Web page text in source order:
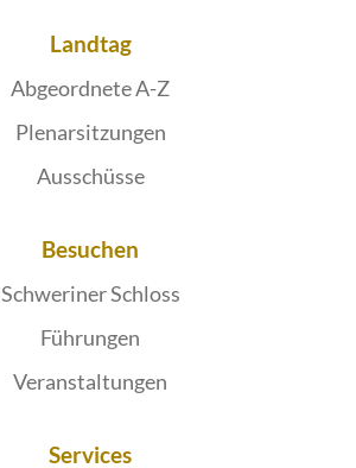
Landtag
Abgeordnete A-Z
Plenarsitzungen
Ausschüsse
Besuchen
Schweriner Schloss
Führungen
Veranstaltungen
Services